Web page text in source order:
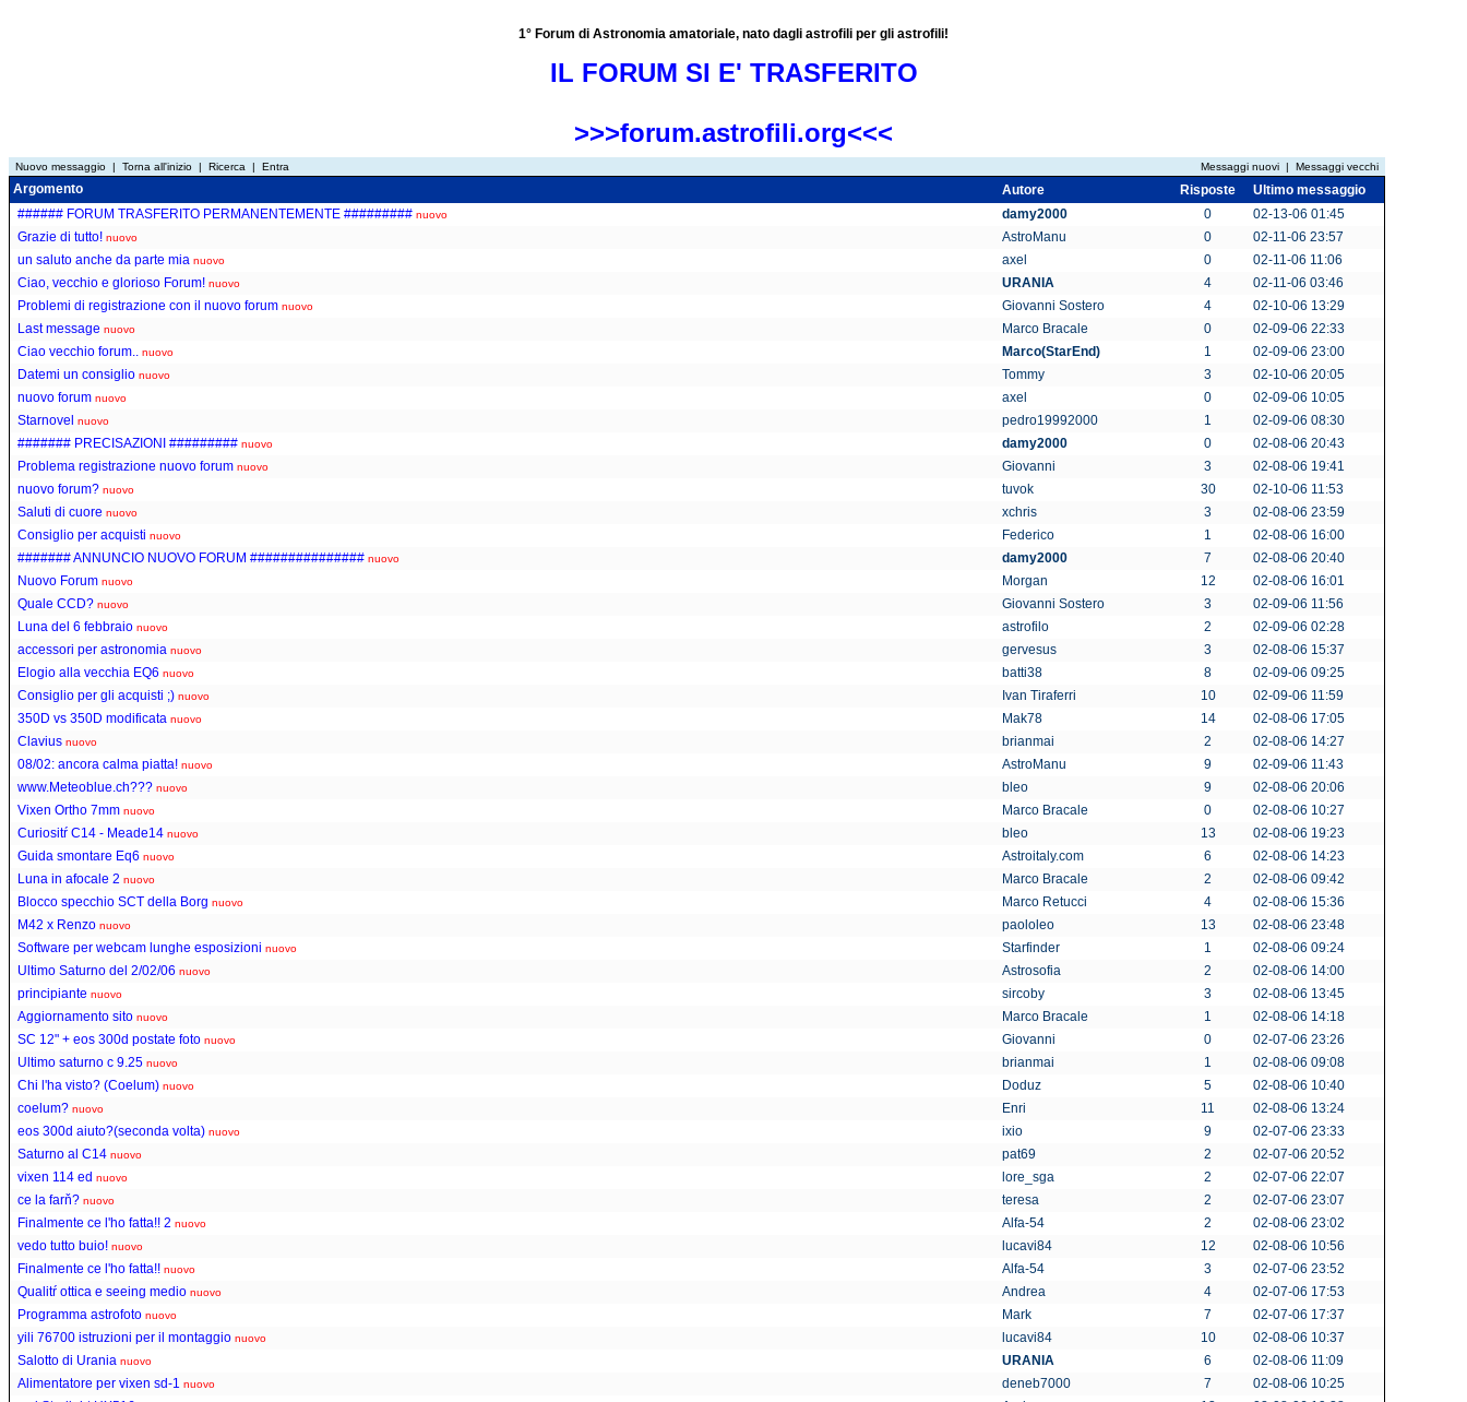
1° Forum di Astronomia amatoriale, nato dagli astrofili per gli astrofili!
IL FORUM SI E' TRASFERITO
>>>forum.astrofili.org<<<
Nuovo messaggio | Torna all'inizio | Ricerca | Entra Messaggi nuovi | Messaggi vecchi
Argomento Autore Risposte
Ultimo messaggio
###### FORUM TRASFERITO PERMANENTEMENTE ######### nuovo damy2000 0
02-13-06 01:45
Grazie di tutto! nuovo AstroManu 0
02-11-06 23:57
un saluto anche da parte mia nuovo axel 0
02-11-06 11:06
Ciao, vecchio e glorioso Forum! nuovo URANIA 4
02-11-06 03:46
Problemi di registrazione con il nuovo forum nuovo Giovanni Sostero 4
02-10-06 13:29
Last message nuovo Marco Bracale 0
02-09-06 22:33
Ciao vecchio forum..
nuovo Marco(StarEnd) 1
02-09-06 23:00
Datemi un consiglio nuovo Tommy 3
02-10-06 20:05
nuovo forum nuovo axel 0
02-09-06 10:05
Starnovel nuovo pedro19992000 1
02-09-06 08:30
####### PRECISAZIONI ######### nuovo damy2000 0
02-08-06 20:43
Problema registrazione nuovo forum nuovo Giovanni 3
02-08-06 19:41
nuovo forum? nuovo tuvok 30
02-10-06 11:53
Saluti di cuore nuovo xchris 3
02-08-06 23:59
Consiglio per acquisti nuovo Federico 1
02-08-06 16:00
####### ANNUNCIO NUOVO FORUM ############### nuovo damy2000 7
02-08-06 20:40
Nuovo Forum nuovo Morgan 12
02-08-06 16:01
Quale CCD? nuovo Giovanni Sostero 3
02-09-06 11:56
Luna del 6 febbraio nuovo astrofilo 2
02-09-06 02:28
accessori per astronomia nuovo gervesus 3
02-08-06 15:37
Elogio alla vecchia EQ6 nuovo batti38 8
02-09-06 09:25
Consiglio per gli acquisti ;) nuovo Ivan Tiraferri 10
02-09-06 11:59
350D vs 350D modificata nuovo Mak78 14
02-08-06 17:05
Clavius nuovo brianmai 2
02-08-06 14:27
08/02: ancora calma piatta! nuovo AstroManu 9
02-09-06 11:43
www.Meteoblue.ch??? nuovo bleo 9
02-08-06 20:06
Vixen Ortho 7mm nuovo Marco Bracale 0
02-08-06 10:27
Curiositŕ C14 - Meade14 nuovo bleo 13
02-08-06 19:23
Guida smontare Eq6 nuovo Astroitaly.com 6
02-08-06 14:23
Luna in afocale 2 nuovo Marco Bracale 2
02-08-06 09:42
Blocco specchio SCT della Borg nuovo Marco Retucci 4
02-08-06 15:36
M42 x Renzo nuovo paololeo 13
02-08-06 23:48
Software per webcam lunghe esposizioni nuovo Starfinder 1
02-08-06 09:24
Ultimo Saturno del 2/02/06 nuovo Astrosofia 2
02-08-06 14:00
principiante nuovo sircoby 3
02-08-06 13:45
Aggiornamento sito nuovo Marco Bracale 1
02-08-06 14:18
SC 12" + eos 300d postate foto nuovo Giovanni 0
02-07-06 23:26
Ultimo saturno c 9.25 nuovo brianmai 1
02-08-06 09:08
Chi l'ha visto? (Coelum) nuovo Doduz 5
02-08-06 10:40
coelum? nuovo Enri 11
02-08-06 13:24
eos 300d aiuto?(seconda volta) nuovo ixio 9
02-07-06 23:33
Saturno al C14 nuovo pat69 2
02-07-06 20:52
vixen 114 ed nuovo lore_sga 2
02-07-06 22:07
ce la farň? nuovo teresa 2
02-07-06 23:07
Finalmente ce l'ho fatta!! 2 nuovo Alfa-54 2
02-08-06 23:02
vedo tutto buio! nuovo lucavi84 12
02-08-06 10:56
Finalmente ce l'ho fatta!! nuovo Alfa-54 3
02-07-06 23:52
Qualitŕ ottica e seeing medio nuovo Andrea 4
02-07-06 17:53
Programma astrofoto nuovo Mark 7
02-07-06 17:37
yili 76700 istruzioni per il montaggio nuovo lucavi84 10
02-08-06 10:37
Salotto di Urania nuovo URANIA 6
02-08-06 11:09
Alimentatore per vixen sd-1 nuovo deneb7000 7
02-08-06 10:25